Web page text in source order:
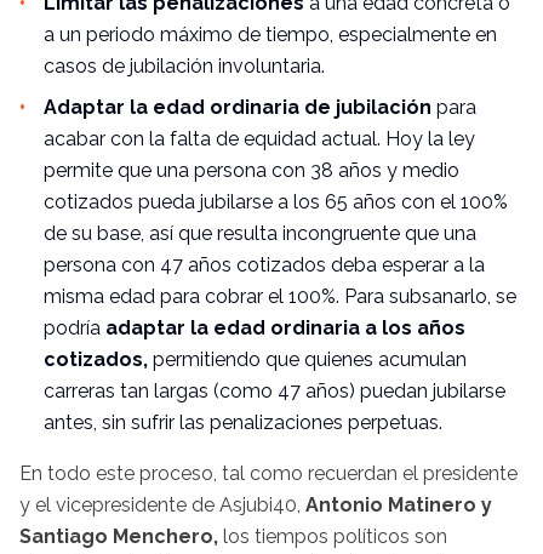
a un periodo máximo de tiempo, especialmente en
casos de jubilación involuntaria.
Adaptar la edad ordinaria de jubilación para
acabar con la falta de equidad actual. Hoy la ley
permite que una persona con 38 años y medio
cotizados pueda jubilarse a los 65 años con el 100%
de su base, así que resulta incongruente que una
persona con 47 años cotizados deba esperar a la
misma edad para cobrar el 100%. Para subsanarlo, se
podría adaptar la edad ordinaria a los años
cotizados, permitiendo que quienes acumulan
carreras tan largas (como 47 años) puedan jubilarse
antes, sin sufrir las penalizaciones perpetuas.
En todo este proceso, tal como recuerdan el presidente
y el vicepresidente de Asjubi40, Antonio Matinero y
Santiago Menchero, los tiempos políticos son